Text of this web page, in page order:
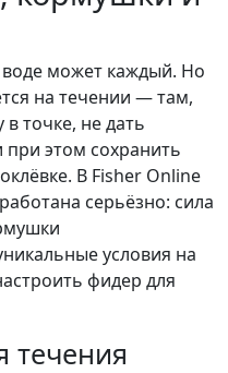
может каждый. Но
на течении — там,
в точке, не дать
при этом сохранить
В Fisher Online
серьёзно: сила
условия на
фидер для
течения